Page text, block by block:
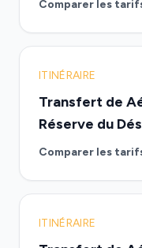
Comparer les
ITINÉRAIRE
Transfert de
Réserve du
Comparer les
ITINÉRAIRE